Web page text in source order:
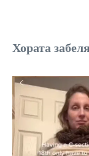
Хората